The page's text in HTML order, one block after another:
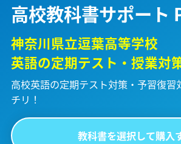
高校教科書サポート
神奈川県立逗葉高等学校
英語の定期テスト・授業対
高校英語の定期テスト対策・予習復習
チリ！
教科書を選択して購入